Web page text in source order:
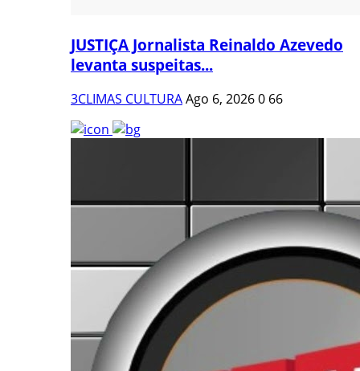
JUSTIÇA Jornalista Reinaldo Azevedo
levanta suspeitas...
3CLIMAS CULTURAAgo 6, 20260 66